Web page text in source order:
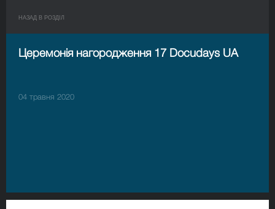
НАЗАД В РОЗДIЛ
Церемонія нагородження 17 Docudays UA
04 травня 2020